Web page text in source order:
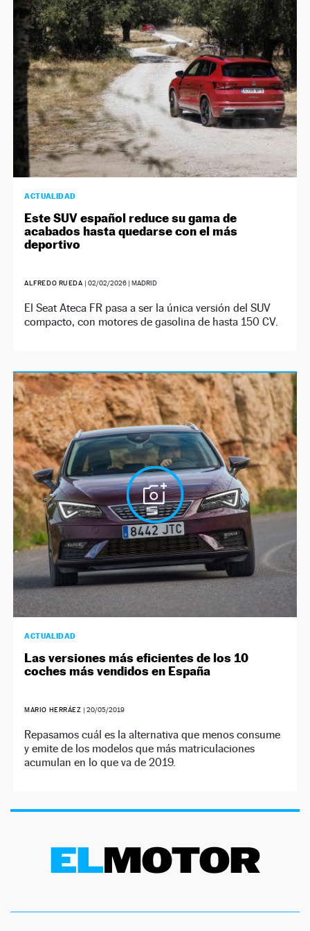
NEWSLETTER
SÍGUENOS
ACTUALIDAD
Este SUV español reduce su gama de
acabados hasta quedarse con el más
deportivo
ALFREDO RUEDA | 02/02/2026| MADRID
El Seat Ateca FR pasa a ser la única versión del SUV
compacto, con motores de gasolina de hasta 150 CV.
ACTUALIDAD
Las versiones más eficientes de los 10
coches más vendidos en España
MARIO HERRÁEZ | 20/05/2019
Repasamos cuál es la alternativa que menos consume
y emite de los modelos que más matriculaciones
acumulan en lo que va de 2019.